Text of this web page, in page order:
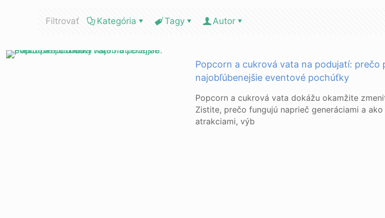
Filtrovať Kategória Tagy Autor
Popcorn a cukrová vata na podujatí: prečo
najobľúbenejšie eventové pochúťky
Popcorn a cukrová vata dokážu okamžite
Zistite, prečo fungujú naprieč generáciami a
atrakciami, výb